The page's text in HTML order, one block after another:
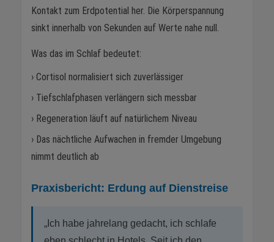
Kontakt zum Erdpotential her. Die Körperspannung
sinkt innerhalb von Sekunden auf Werte nahe null.
Was das im Schlaf bedeutet:
› Cortisol normalisiert sich zuverlässiger
› Tiefschlafphasen verlängern sich messbar
› Regeneration läuft auf natürlichem Niveau
› Das nächtliche Aufwachen in fremder Umgebung
nimmt deutlich ab
Praxisbericht: Erdung auf Dienstreise
„Ich habe jahrelang gedacht, ich schlafe